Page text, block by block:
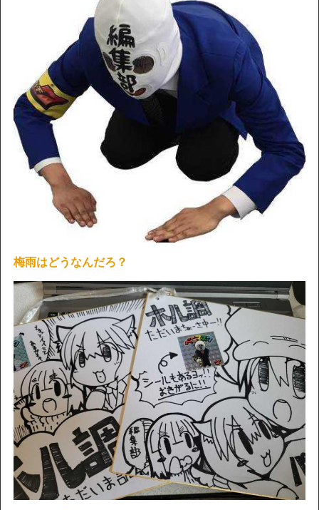
梅雨はどうなんだろ？